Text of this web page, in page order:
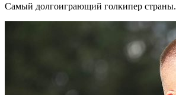
Самый долгоиграющий голкипер страны.